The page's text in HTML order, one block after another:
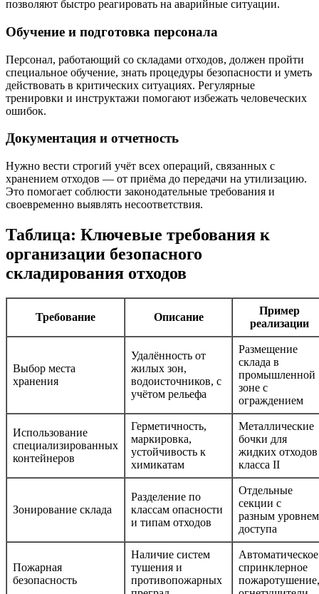
позволяют быстро реагировать на аварийные ситуации.
Обучение и подготовка персонала
Персонал, работающий со складами отходов, должен пройти
специальное обучение, знать процедуры безопасности и уметь
действовать в критических ситуациях. Регулярные
тренировки и инструктажи помогают избежать человеческих
ошибок.
Документация и отчетность
Нужно вести строгий учёт всех операций, связанных с
хранением отходов — от приёма до передачи на утилизацию.
Это помогает соблюсти законодательные требования и
своевременно выявлять несоответствия.
Таблица: Ключевые требования к
организации безопасного
складирования отходов
Требование Описание
Пример
реализации
Выбор места
хранения
Удалённость от
жилых зон,
водоисточников, с
учётом рельефа
Размещение
склада в
промышленной
зоне с
ограждением
Использование
специализированных
контейнеров
Герметичность,
маркировка,
устойчивость к
химикатам
Металлические
бочки для
жидких отходов
класса II
Зонирование склада
Разделение по
классам опасности
и типам отходов
Отдельные
секции с
разным уровнем
доступа
Пожарная
безопасность
Наличие систем
тушения и
противопожарных
Автоматическое
спринклерное
пожаротушение,